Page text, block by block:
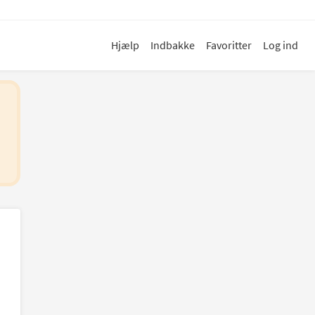
Hjælp Indbakke Favoritter Log ind